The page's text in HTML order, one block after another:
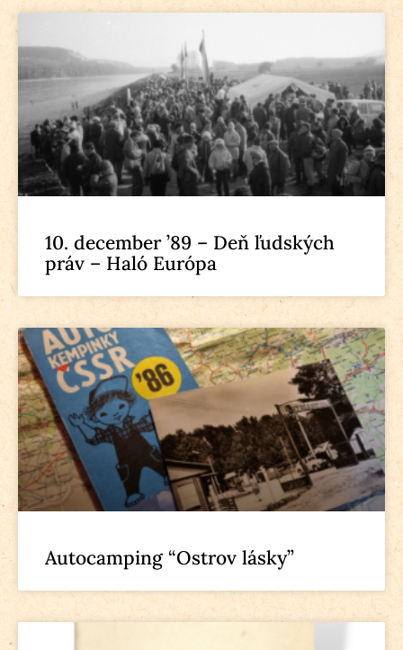
10. december ’89 – Deň ľudských
práv – Haló Európa
Autocamping “Ostrov lásky”